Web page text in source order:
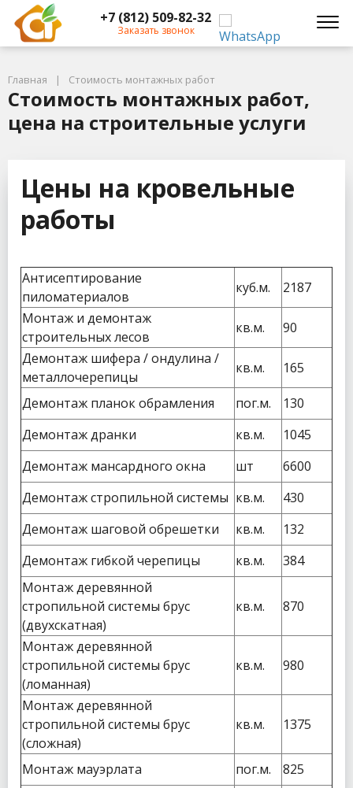
+7 (812) 509-82-32
Заказать звонок
Главная Стоимость монтажных работ
Стоимость монтажных работ,
цена на строительные услуги
Цены на кровельные
работы
Антисептирование
пиломатериалов
куб.м.
2187
Монтаж и демонтаж
строительных лесов
кв.м.
90
Демонтаж шифера / ондулина /
металлочерепицы
кв.м. 165
Демонтаж планок обрамления пог.м.
130
Демонтаж дранки
кв.м.
1045
Демонтаж мансардного окна
шт
6600
Демонтаж стропильной системы кв.м.
430
Демонтаж шаговой обрешетки
кв.м.
132
Демонтаж гибкой черепицы
кв.м.
384
Монтаж деревянной
стропильной системы брус
(двухскатная)
кв.м. 870
Монтаж деревянной
стропильной системы брус
(ломанная)
кв.м. 980
Монтаж деревянной
стропильной системы брус
(сложная)
кв.м. 1375
Монтаж мауэрлата пог.м.
825